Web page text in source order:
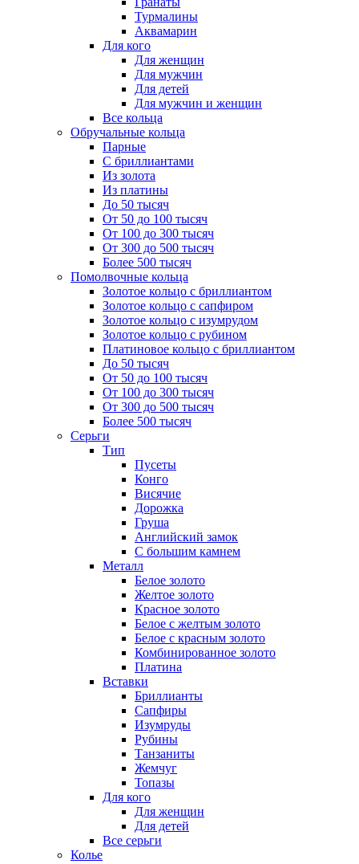
Турмалины
Аквамарин
Для кого
Для женщин
Для мужчин
Для детей
Для мужчин и женщин
Все кольца
Обручальные кольца
Парные
С бриллиантами
Из золота
Из платины
До 50 тысяч
От 50 до 100 тысяч
От 100 до 300 тысяч
От 300 до 500 тысяч
Более 500 тысяч
Помолвочные кольца
Золотое кольцо с бриллиантом
Золотое кольцо с сапфиром
Золотое кольцо с изумрудом
Золотое кольцо с рубином
Платиновое кольцо с бриллиантом
До 50 тысяч
От 50 до 100 тысяч
От 100 до 300 тысяч
От 300 до 500 тысяч
Более 500 тысяч
Серьги
Тип
Пусеты
Конго
Висячие
Дорожка
Груша
Английский замок
С большим камнем
Металл
Белое золото
Желтое золото
Красное золото
Белое с желтым золото
Белое с красным золото
Комбинированное золото
Платина
Вставки
Бриллианты
Сапфиры
Изумруды
Рубины
Танзаниты
Жемчуг
Топазы
Для кого
Для женщин
Для детей
Все серьги
Колье